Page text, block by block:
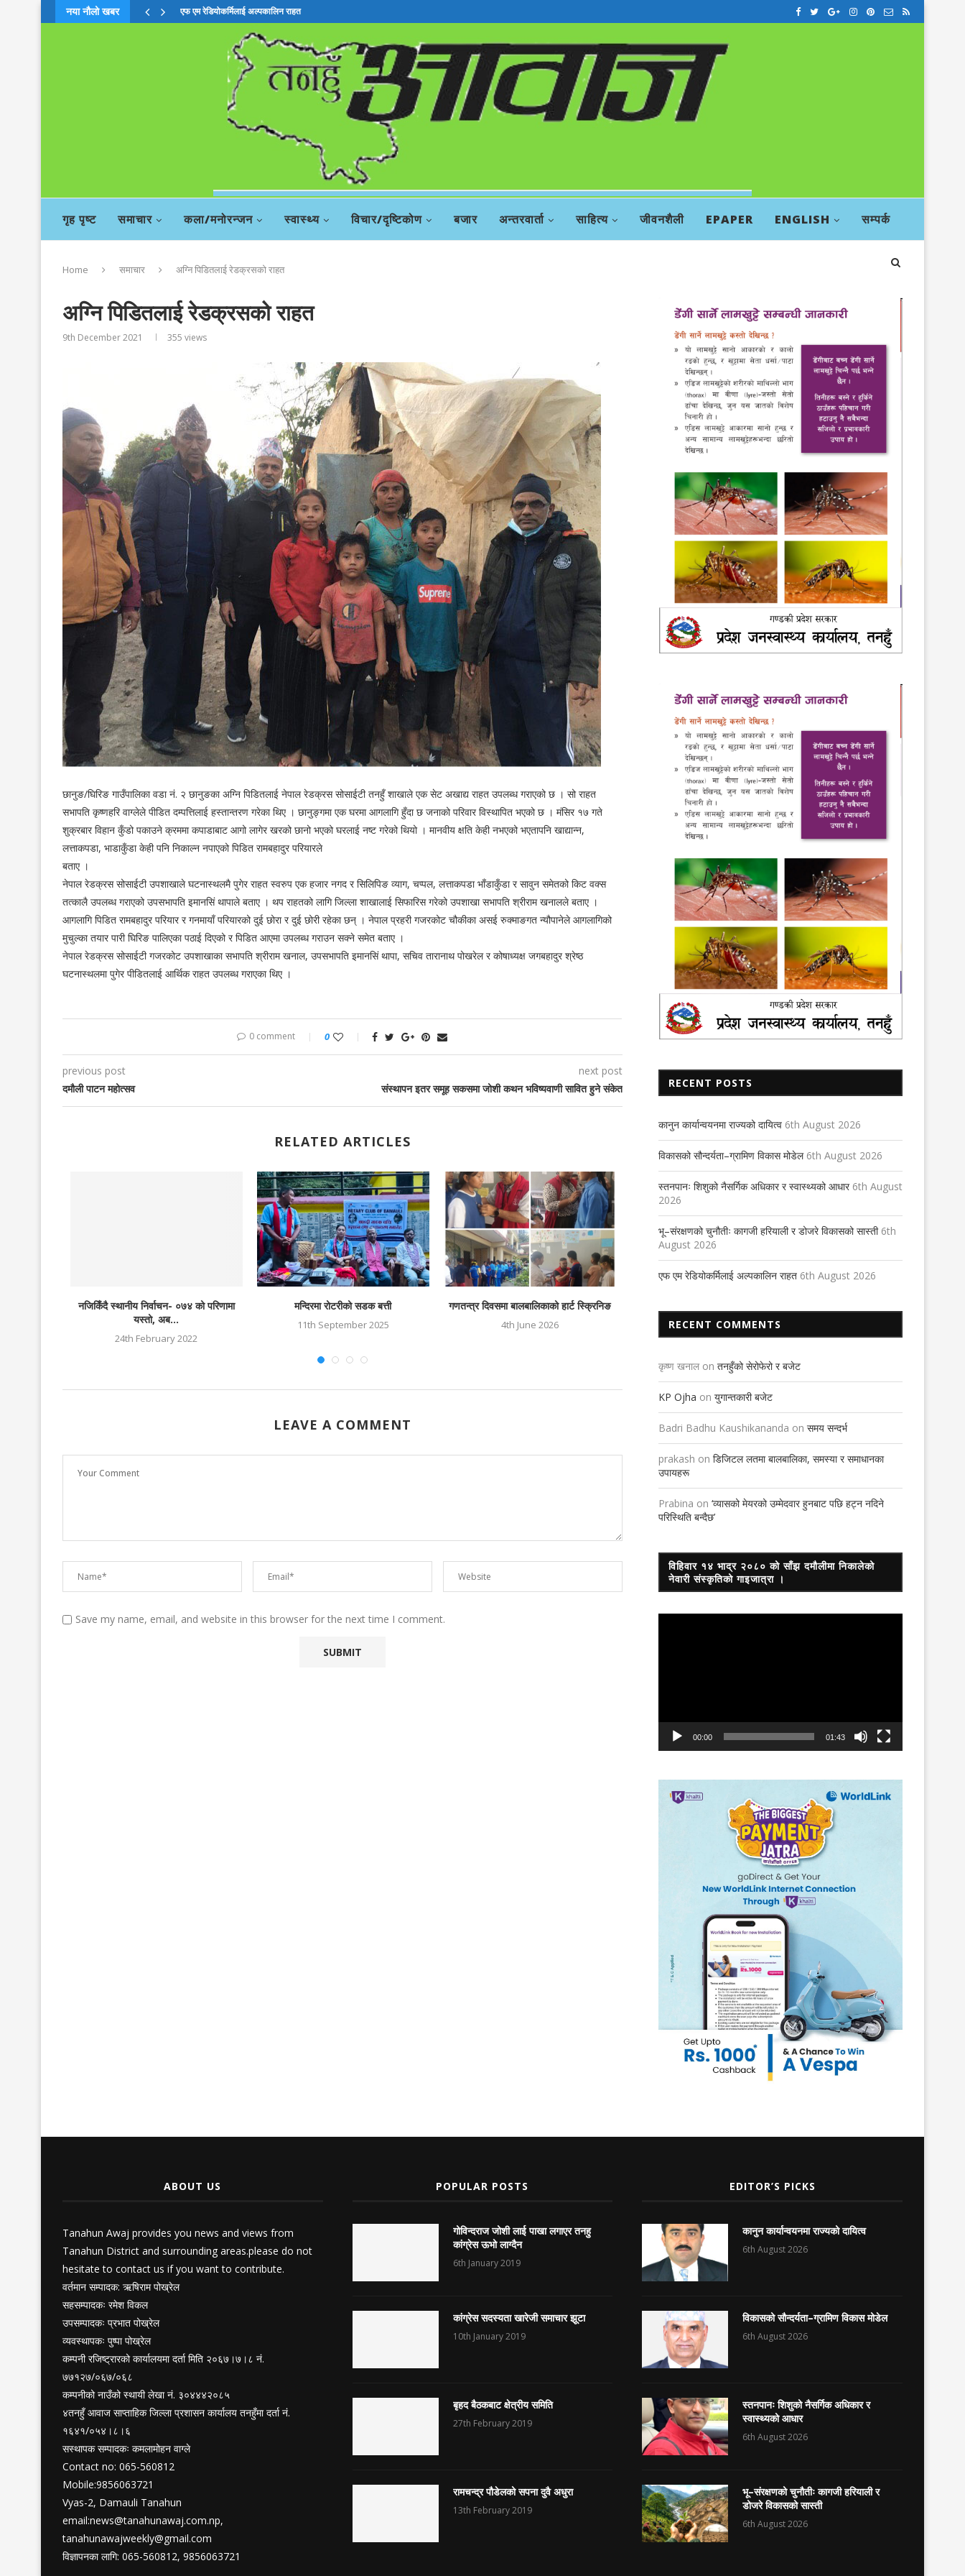
नया नौलो खबर एफ एम रेडियोकर्मिलाई अल्पकालिन राहत
गृह पृष्ट समाचार कला/मनोरन्जन स्वास्थ्य विचार/दृष्टिकोण बजार अन्तरवार्ता साहित्य जीवनशैली EPAPER ENGLISH सम्पर्क
Home समाचार अग्नि पिडितलाई रेडक्रसको राहत
अग्नि पिडितलाई रेडक्रसको राहत
9th December 2021 355 views
छानुङ/घिरिङ गाउँपालिका वडा नं. २ छानुङका अग्नि पिडितलाई नेपाल रेडक्रस सोसाईटी तनहुँ शाखाले एक सेट अखाद्य राहत उपलब्ध गराएको छ । सो राहत
सभापति कृष्णहरि वाग्लेले पीडित दम्पत्तिलाई हस्तान्तरण गरेका थिए । छानुङ्गमा एक घरमा आगलागि हुँदा छ जनाको परिवार विस्थापित भएको छ । मंसिर १७ गते
शुक्रबार विहान कुँडो पकाउने क्रममा कपाडाबाट आगो लागेर खरको छानो भएको घरलाई नष्ट गरेको थियो । मानवीय क्षति केही नभएको भएतापनि खाद्यान्न,
लत्ताकपडा, भाडाकुँडा केही पनि निकाल्न नपाएको पिडित रामबहादुर परियारले
बताए ।
नेपाल रेडक्रस सोसाईटी उपशाखाले घटनास्थलमै पुगेर राहत स्वरुप एक हजार नगद र सिलिपिङ व्याग, चप्पल, लत्ताकपडा भाँडाकुँडा र सावुन समेतको किट वक्स
तत्कालै उपलब्ध गराएको उपसभापति इमानसिं थापाले बताए । थप राहतको लागि जिल्ला शाखालाई सिफारिस गरेको उपशाखा सभापति श्रीराम खनालले बताए ।
आगलागि पिडित रामबहादुर परियार र गनमायाँ परियारको दुई छोरा र दुई छोरी रहेका छन् । नेपाल प्रहरी गजरकोट चौकीका असई रुक्माङगत न्यौपानेले आगलागिको
मुचुल्का तयार पारी घिरिङ पालिएका पठाई दिएको र पिडित आएमा उपलब्ध गराउन सक्ने समेत बताए ।
नेपाल रेडक्रस सोसाईटी गजरकोट उपशाखाका सभापति श्रीराम खनाल, उपसभापति इमानसिं थापा, सचिव तारानाथ पोखरेल र कोषाध्यक्ष जगबहादुर श्रेष्ठ
घटनास्थलमा पुगेर पीडितलाई आर्थिक राहत उपलब्ध गराएका थिए ।
0 comment 0
previous post
दमौली पाटन महोत्सव
next post
संस्थापन इतर समूह सकसमा जोशी कथन भविष्यवाणी सावित हुने संकेत
RELATED ARTICLES
नजिकिँदै स्थानीय निर्वाचन- ०७४ को परिणामा
यस्तो, अब...
24th February 2022
मन्दिरमा रोटरीको सडक बत्ती
11th September 2025
गणतन्त्र दिवसमा बालबालिकाको हार्ट स्क्रिनिङ
4th June 2026 12th August 2021
15th January 2021
LEAVE A COMMENT
Save my name, email, and website in this browser for the next time I comment.
RECENT POSTS
कानुन कार्यान्वयनमा राज्यको दायित्व 6th August 2026
विकासको सौन्दर्यता–ग्रामिण विकास मोडेल 6th August 2026
स्तनपानः शिशुको नैसर्गिक अधिकार र स्वास्थ्यको आधार 6th August
2026
भू–संरक्षणको चुनौतीः कागजी हरियाली र डोजरे विकासको सास्ती 6th
August 2026
एफ एम रेडियोकर्मिलाई अल्पकालिन राहत 6th August 2026
RECENT COMMENTS
कृष्ण खनाल on तनहुँको सेरोफेरो र बजेट
KP Ojha on युगान्तकारी बजेट
Badri Badhu Kaushikananda on समय सन्दर्भ
prakash on डिजिटल लतमा बालबालिका, समस्या र समाधानका
उपायहरू
Prabina on ‘व्यासको मेयरको उम्मेदवार हुनबाट पछि हट्न नदिने
परिस्थिति बन्दैछ’
विहिवार १४ भाद्र २०८० को साँझ दमौलीमा निकालेको
नेवारी संस्कृतिको गाइजात्रा ।
00:00 01:43
ABOUT US
Tanahun Awaj provides you news and views from
Tanahun District and surrounding areas.please do not
hesitate to contact us if you want to contribute.
वर्तमान सम्पादक: ऋषिराम पोख्रेल
सहसम्पादकः रमेश विकल
उपसम्पादकः प्रभात पोख्रेल
व्यवस्थापकः पुष्पा पोख्रेल
कम्पनी रजिष्ट्रारको कार्यालयमा दर्ता मिति २०६७।७।८ नं.
७७१२७/०६७/०६८
कम्पनीको नाउँको स्थायी लेखा नं. ३०४४४२०८५
४तनहुँ आवाज साप्ताहिक जिल्ला प्रशासन कार्यालय तनहुँमा दर्ता नं.
१६४१/०५४।८।६
सस्थापक सम्पादकः कमलामोहन वाग्ले
Contact no: 065-560812
Mobile:9856063721
Vyas-2, Damauli Tanahun
email:news@tanahunawaj.com.np,
tanahunawajweekly@gmail.com
विज्ञापनका लागि: 065-560812, 9856063721
POPULAR POSTS
गोविन्दराज जोशी लाई पाखा लगाएर तनहु
कांग्रेस ऊभो लाग्दैन
6th January 2019
कांग्रेस सदस्यता खारेजी समाचार झूटा
10th January 2019
बृहद बैठकबाट क्षेत्रीय समिति
27th February 2019
रामचन्द्र पौडेलको सपना दुवै अधुरा
13th February 2019
EDITOR’S PICKS
कानुन कार्यान्वयनमा राज्यको दायित्व
6th August 2026
विकासको सौन्दर्यता–ग्रामिण विकास मोडेल
6th August 2026
स्तनपानः शिशुको नैसर्गिक अधिकार र
स्वास्थ्यको आधार
6th August 2026
भू–संरक्षणको चुनौतीः कागजी हरियाली र
डोजरे विकासको सास्ती
6th August 2026